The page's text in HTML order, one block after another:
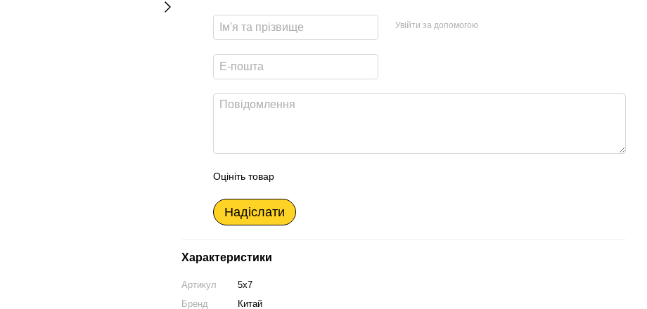
Увійти за допомогою
Оцініть товар
Надіслати
Характеристики
Артикул
5х7
Бренд
Китай